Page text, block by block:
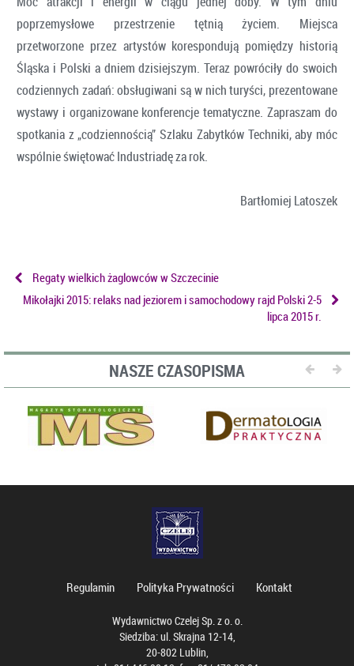
poprzemysłowe przestrzenie tętnią życiem. Miejsca
przetworzone przez artystów korespondują pomiędzy historią
Śląska i Polski a dniem dzisiejszym. Teraz powróciły do swoich
codziennych zadań: obsługiwani są w nich turyści, prezentowane
wystawy i organizowane konferencje tematyczne. Zapraszam do
spotkania z „codziennością” Szlaku Zabytków Techniki, aby móc
wspólnie świętować Industriadę za rok.
Bartłomiej Latoszek
Regaty wielkich żaglowców w Szczecinie
Mikołajki 2015: relaks nad jeziorem i samochodowy rajd Polski 2-5
lipca 2015 r.
NASZE CZASOPISMA
Regulamin Polityka Prywatności Kontakt
Wydawnictwo Czelej Sp. z o. o.
Siedziba: ul. Skrajna 12-14,
20-802 Lublin,